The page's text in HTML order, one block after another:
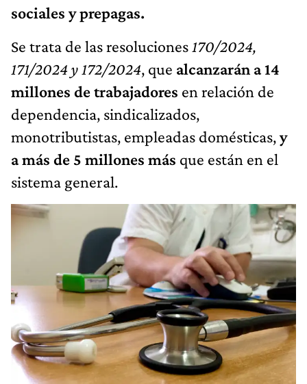
sociales y prepagas.
Se trata de las resoluciones 170/2024,
171/2024 y 172/2024, que alcanzarán a 14
millones de trabajadores en relación de
dependencia, sindicalizados,
monotributistas, empleadas domésticas,y
a más de 5 millones más que están en el
sistema general.